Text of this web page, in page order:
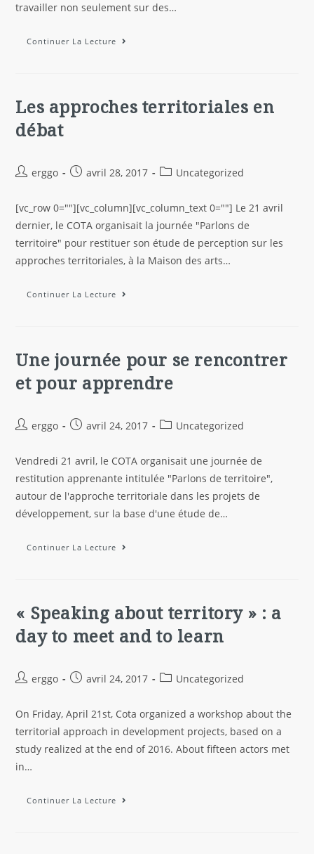
travailler non seulement sur des…
Continuer La Lecture
Les approches territoriales en
débat
erggo avril 28, 2017 Uncategorized
[vc_row 0=""][vc_column][vc_column_text 0=""] Le 21 avril
dernier, le COTA organisait la journée "Parlons de
territoire" pour restituer son étude de perception sur les
approches territoriales, à la Maison des arts…
Continuer La Lecture
Une journée pour se rencontrer
et pour apprendre
erggo avril 24, 2017 Uncategorized
Vendredi 21 avril, le COTA organisait une journée de
restitution apprenante intitulée "Parlons de territoire",
autour de l'approche territoriale dans les projets de
développement, sur la base d'une étude de…
Continuer La Lecture
« Speaking about territory » : a
day to meet and to learn
erggo avril 24, 2017 Uncategorized
On Friday, April 21st, Cota organized a workshop about the
territorial approach in development projects, based on a
study realized at the end of 2016. About fifteen actors met
in…
Continuer La Lecture